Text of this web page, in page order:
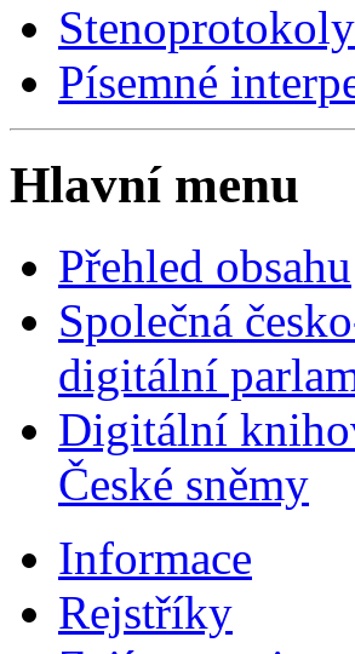
Stenoprotokoly
Písemné
Hlavní menu
Přehled obsahu
Společná
digitální
Digitální
České sněmy
Informace
Rejstříky